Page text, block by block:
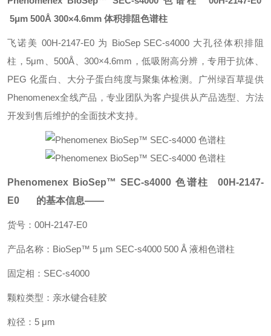
5μm 500Å 300×4.6mm 体积排阻色谱柱
飞诺美 00H-2147-E0 为 BioSep SEC-s4000 大孔径体积排阻
柱，5μm、500Å、300×4.6mm，低吸附高分辨，专用于抗体、
PEG 化蛋白、大分子蛋白纯度与聚集体检测。广州绿百草提供
Phenomenex全线产品，专业团队为客户提供从产品选型、方法
开发到售后维护的全面技术支持。
Phenomenex BioSep™ SEC-s4000 色谱柱 00H-2147-
E0 的基本信息——
货号：00H-2147-E0
产品名称：BioSep™ 5 µm SEC-s4000 500 Å 液相色谱柱
固定相：SEC-s4000
颗粒类型：亲水键合硅胶
粒径：5 μm